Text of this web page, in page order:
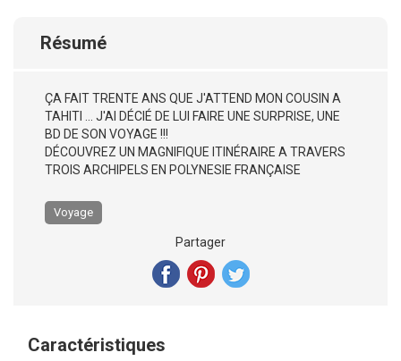
Résumé
ÇA FAIT TRENTE ANS QUE J'ATTEND MON COUSIN A
TAHITI ... J'AI DÉCIÉ DE LUI FAIRE UNE SURPRISE, UNE
BD DE SON VOYAGE !!!
DÉCOUVREZ UN MAGNIFIQUE ITINÉRAIRE A TRAVERS
TROIS ARCHIPELS EN POLYNESIE FRANÇAISE
Voyage
Partager
Caractéristiques